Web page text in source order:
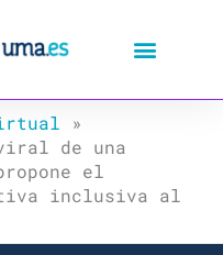
»
de una
el
inclusiva al